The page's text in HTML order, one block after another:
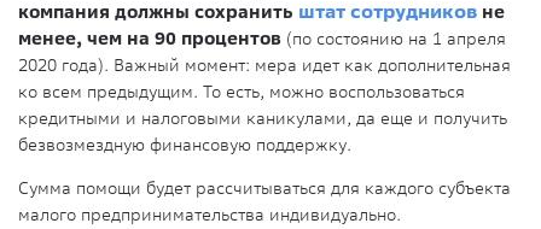
компания должны сохранить штат сотрудников не
менее, чем на 90 процентов (по состоянию на 1 апреля
2020 года). Важный момент: мера идет как дополнительная
ко всем предыдущим. То есть, можно воспользоваться
кредитными и налоговыми каникулами, да еще и получить
безвозмездную финансовую поддержку.
Сумма помощи будет рассчитываться для каждого субъекта
малого предпринимательства индивидуально.